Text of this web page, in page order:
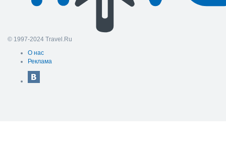
© 1997-2024 Travel.Ru
О нас
Реклама